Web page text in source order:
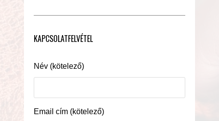
KAPCSOLATFELVÉTEL
Név (kötelező)
Email cím (kötelező)